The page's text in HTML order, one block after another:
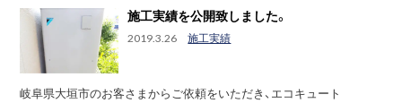
施工実績を公開致しました。
2019.3.26 施工実績
岐阜県大垣市のお客さまからご依頼をいただき、エコキュート